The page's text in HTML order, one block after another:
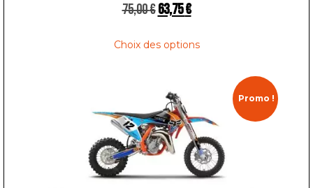
75,00€63,75€
Choix des options
Promo !